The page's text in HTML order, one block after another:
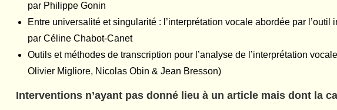
par Philippe Gonin
Entre universalité et singularité : l’interprétation vocale abordée par l’outil
par Céline Chabot-Canet
Outils et méthodes de transcription pour l’analyse de l’interprétation
Olivier Migliore, Nicolas Obin & Jean Bresson)
Interventions n’ayant pas donné lieu à un article mais dont la